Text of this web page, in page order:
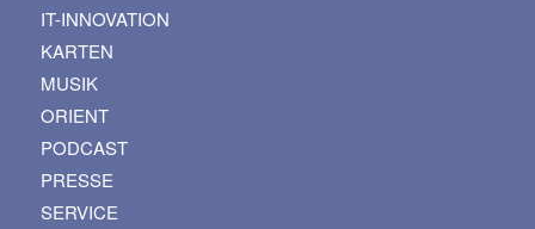
IT-INNOVATION
KARTEN
MUSIK
ORIENT
PODCAST
PRESSE
SERVICE